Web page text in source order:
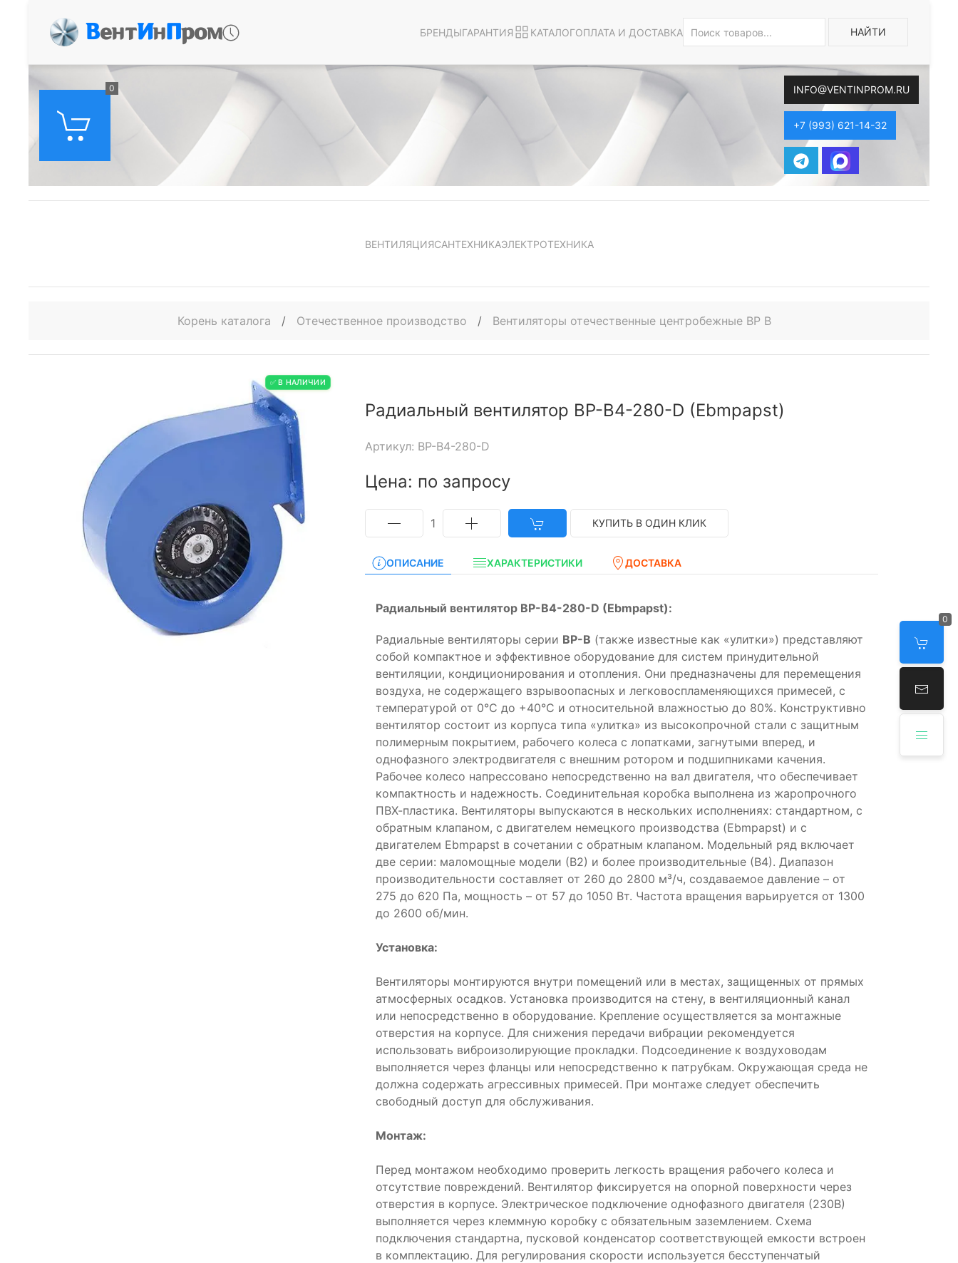
ВентИнПром БРЕНДЫГАРАНТИЯ КАТАЛОГОПЛАТА И ДОСТАВКА НАЙТИ
0 INFO@VENTINPROM.RU
+7 (993) 621-14-32
0
ВЕНТИЛЯЦИЯСАНТЕХНИКАЭЛЕКТРОТЕХНИКА
Корень каталога / Отечественное производство / Вентиляторы отечественные центробежные ВР В
✅ В НАЛИЧИИ
Радиальный вентилятор ВР-В4-280-D (Ebmpapst)
Артикул: ВР-В4-280-D
Цена: по запросу
1 КУПИТЬ В ОДИН КЛИК
ОПИСАНИЕ ХАРАКТЕРИСТИКИ ДОСТАВКА
Радиальный вентилятор ВР-В4-280-D (Ebmpapst):
Радиальные вентиляторы серии ВР-В (также известные как «улитки») представляют
собой компактное и эффективное оборудование для систем принудительной
вентиляции, кондиционирования и отопления. Они предназначены для перемещения
воздуха, не содержащего взрывоопасных и легковоспламеняющихся примесей, с
температурой от 0°С до +40°С и относительной влажностью до 80%. Конструктивно
вентилятор состоит из корпуса типа «улитка» из высокопрочной стали с защитным
полимерным покрытием, рабочего колеса с лопатками, загнутыми вперед, и
однофазного электродвигателя с внешним ротором и подшипниками качения.
Рабочее колесо напрессовано непосредственно на вал двигателя, что обеспечивает
компактность и надежность. Соединительная коробка выполнена из жаропрочного
ПВХ-пластика. Вентиляторы выпускаются в нескольких исполнениях: стандартном, с
обратным клапаном, с двигателем немецкого производства (Ebmpapst) и с
двигателем Ebmpapst в сочетании с обратным клапаном. Модельный ряд включает
две серии: маломощные модели (В2) и более производительные (В4). Диапазон
производительности составляет от 260 до 2800 м³/ч, создаваемое давление – от
275 до 620 Па, мощность – от 57 до 1050 Вт. Частота вращения варьируется от 1300
до 2600 об/мин.
Установка:
Вентиляторы монтируются внутри помещений или в местах, защищенных от прямых
атмосферных осадков. Установка производится на стену, в вентиляционный канал
или непосредственно в оборудование. Крепление осуществляется за монтажные
отверстия на корпусе. Для снижения передачи вибрации рекомендуется
использовать виброизолирующие прокладки. Подсоединение к воздуховодам
выполняется через фланцы или непосредственно к патрубкам. Окружающая среда не
должна содержать агрессивных примесей. При монтаже следует обеспечить
свободный доступ для обслуживания.
Монтаж:
Перед монтажом необходимо проверить легкость вращения рабочего колеса и
отсутствие повреждений. Вентилятор фиксируется на опорной поверхности через
отверстия в корпусе. Электрическое подключение однофазного двигателя (230В)
выполняется через клеммную коробку с обязательным заземлением. Схема
подключения стандартна, пусковой конденсатор соответствующей емкости встроен
в комплектацию. Для регулирования скорости используется бесступенчатый